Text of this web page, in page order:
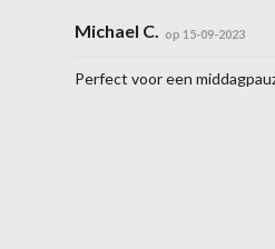
Michael C. op 15-09-2023
Perfect voor een